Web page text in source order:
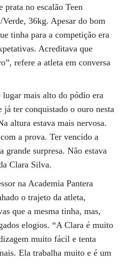
prata no escalão Teen
36kg. Apesar do bom
tinha para a competição era
Acreditava que
refere a atleta em conversa
lugar mais alto do pódio era
já ter conquistado o ouro nesta
altura estava mais nervosa.
a prova. Ter vencido a
grande surpresa. Não estava
Clara Silva.
na Academia Pantera
o trajeto da atleta,
que a mesma tinha, mas,
elogios. “A Clara é muito
muito fácil e tenta
Ela trabalha muito e é um